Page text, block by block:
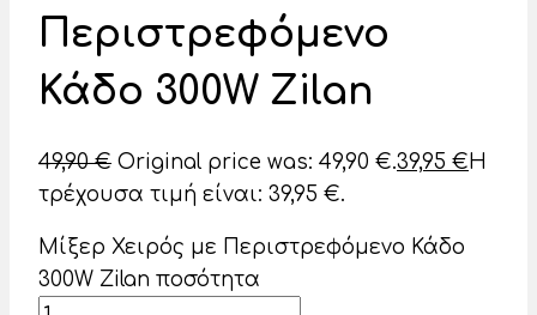
Περιστρεφόμενο
Κάδο 300W Zilan
49,90€ Original price was: 49,90 €.39,95 €Η
τρέχουσα τιμή είναι: 39,95 €.
Μίξερ Χειρός με Περιστρεφόμενο Κάδο
300W Zilan ποσότητα